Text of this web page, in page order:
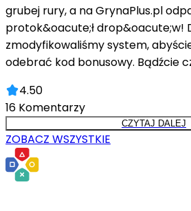
grubej rury, a na GrynaPlus.pl
protok&oacute;ł drop&oacute;w!
zmodyfikowaliśmy system,
odebrać kod bonusowy. Bądźcie
4.50
16 Komentarzy
CZYTAJ DALEJ
ZOBACZ WSZYSTKIE